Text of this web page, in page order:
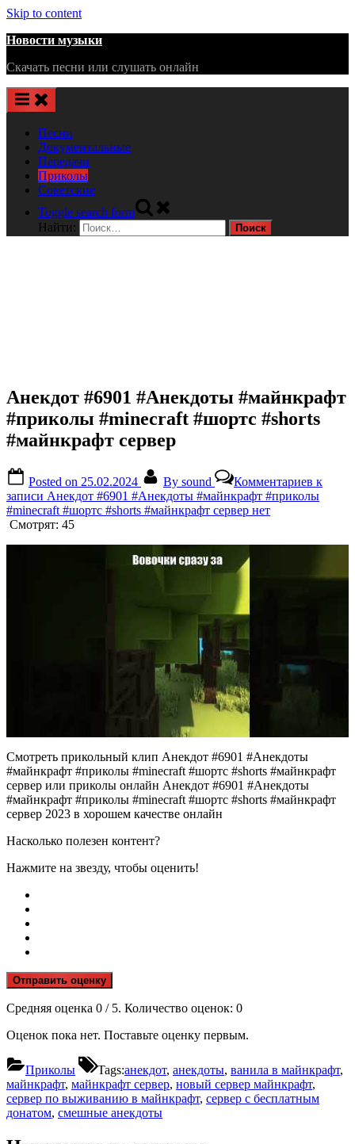
Skip to content
Новости музыки
Скачать песни или слушать онлайн
Песни
Документальные
Передачи
Приколы
Советские
Toggle search form
Найти:
Анекдот #6901 #Анекдоты #майнкрафт
#приколы #minecraft #шортс #shorts
#майнкрафт сервер
Posted on 25.02.2024 By sound Комментариев к
записи Анекдот #6901 #Анекдоты #майнкрафт #приколы
#minecraft #шортс #shorts #майнкрафт сервер нет
Смотрят: 45
Смотреть прикольный клип Анекдот #6901 #Анекдоты
#майнкрафт #приколы #minecraft #шортс #shorts #майнкрафт
сервер или приколы онлайн Анекдот #6901 #Анекдоты
#майнкрафт #приколы #minecraft #шортс #shorts #майнкрафт
сервер 2023 в хорошем качестве онлайн
Насколько полезен контент?
Нажмите на звезду, чтобы оценить!
Отправить оценку
Средняя оценка 0 / 5. Количество оценок: 0
Оценок пока нет. Поставьте оценку первым.
Приколы Tags:анекдот, анекдоты, ванила в майнкрафт,
майнкрафт, майнкрафт сервер, новый сервер майнкрафт,
сервер по выживанию в майнкрафт, сервер с бесплатным
донатом, смешные анекдоты